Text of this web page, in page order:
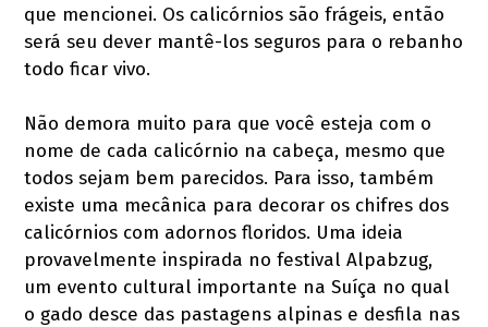
que mencionei. Os calicórnios são frágeis, então
será seu dever mantê-los seguros para o rebanho
todo ficar vivo.
Não demora muito para que você esteja com o
nome de cada calicórnio na cabeça, mesmo que
todos sejam bem parecidos. Para isso, também
existe uma mecânica para decorar os chifres dos
calicórnios com adornos floridos. Uma ideia
provavelmente inspirada no festival Alpabzug,
um evento cultural importante na Suíça no qual
o gado desce das pastagens alpinas e desfila nas